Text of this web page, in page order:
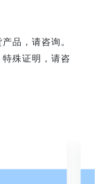
品，请咨询。
殊证明，请咨